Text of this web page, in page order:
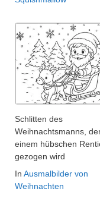
Schlitten des
Weihnachtsmanns,
einem hübschen
gezogen wird
In Ausmalbilder von
Weihnachten